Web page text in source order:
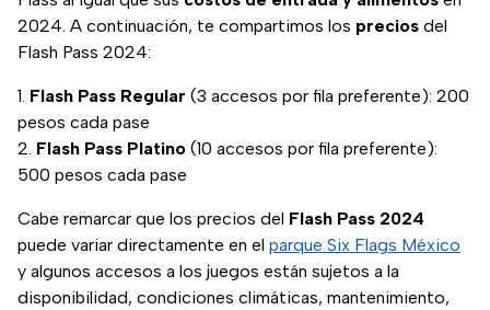
2024. A continuación, te compartimos los precios del
Flash Pass 2024:
Flash Pass Regular (3 accesos por fila preferente): 200
pesos cada pase
Flash Pass Platino (10 accesos por fila preferente):
500 pesos cada pase
Cabe remarcar que los precios del Flash Pass 2024
puede variar directamente en el parque Six Flags México
y algunos accesos a los juegos están sujetos a la
disponibilidad, condiciones climáticas, mantenimiento,